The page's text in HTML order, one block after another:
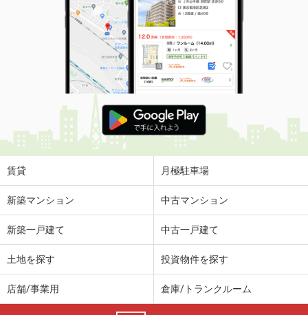
賃貸 月極駐車場
新築マンション 中古マンション
新築一戸建て 中古一戸建て
土地を探す 投資物件を探す
店舗/事業用 倉庫/トランクルーム